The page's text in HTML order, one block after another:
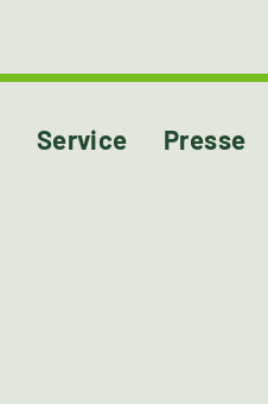
Service Presse